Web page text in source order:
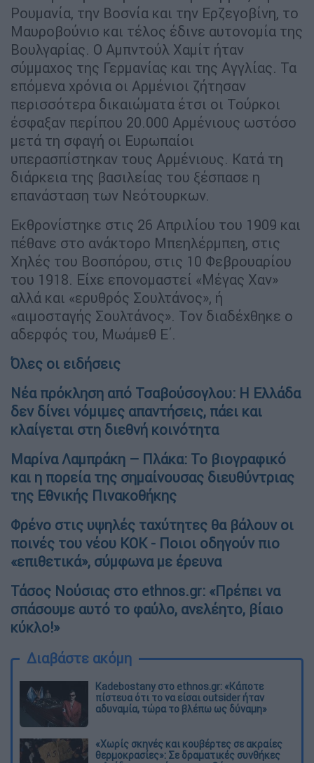
Ρουμανία, την Βοσνία και την Ερζεγοβίνη, το
Μαυροβούνιο και τέλος έδινε αυτονομία της
Βουλγαρίας. Ο Αμπντούλ Χαμίτ ήταν
σύμμαχος της Γερμανίας και της Αγγλίας. Τα
επόμενα χρόνια οι Αρμένιοι ζήτησαν
περισσότερα δικαιώματα έτσι οι Τούρκοι
έσφαξαν περίπου 20.000 Αρμένιους ωστόσο
μετά τη σφαγή οι Ευρωπαίοι
υπερασπίστηκαν τους Αρμένιους. Κατά τη
διάρκεια της βασιλείας του ξέσπασε η
επανάσταση των Νεότουρκων.
Εκθρονίστηκε στις 26 Απριλίου του 1909 και
πέθανε στο ανάκτορο Μπεηλέρμπεη, στις
Χηλές του Βοσπόρου, στις 10 Φεβρουαρίου
του 1918. Είχε επονομαστεί «Μέγας Χαν»
αλλά και «ερυθρός Σουλτάνος», ή
«αιμοσταγής Σουλτάνος». Τον διαδέχθηκε ο
αδερφός του, Μωάμεθ Ε΄.
Όλες οι ειδήσεις
Νέα πρόκληση από Τσαβούσογλου: Η Ελλάδα
δεν δίνει νόμιμες απαντήσεις, πάει και
κλαίγεται στη διεθνή κοινότητα
Μαρίνα Λαμπράκη – Πλάκα: Το βιογραφικό
και η πορεία της σημαίνουσας διευθύντριας
της Εθνικής Πινακοθήκης
Φρένο στις υψηλές ταχύτητες θα βάλουν οι
ποινές του νέου ΚΟΚ - Ποιοι οδηγούν πιο
«επιθετικά», σύμφωνα με έρευνα
Τάσος Νούσιας στο ethnos.gr: «Πρέπει να
σπάσουμε αυτό το φαύλο, ανελέητο, βίαιο
κύκλο!»
Διαβάστε ακόμη
Kadebostany στο ethnos.gr: «Κάποτε
πίστευα ότι το να είσαι outsider ήταν
αδυναμία, τώρα το βλέπω ως δύναμη»
«Χωρίς σκηνές και κουβέρτες σε ακραίες
θερμοκρασίες»: Σε δραματικές συνθήκες